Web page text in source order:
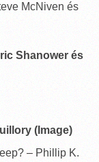
McNiven és
Shanower és
(Image)
– Phillip K.